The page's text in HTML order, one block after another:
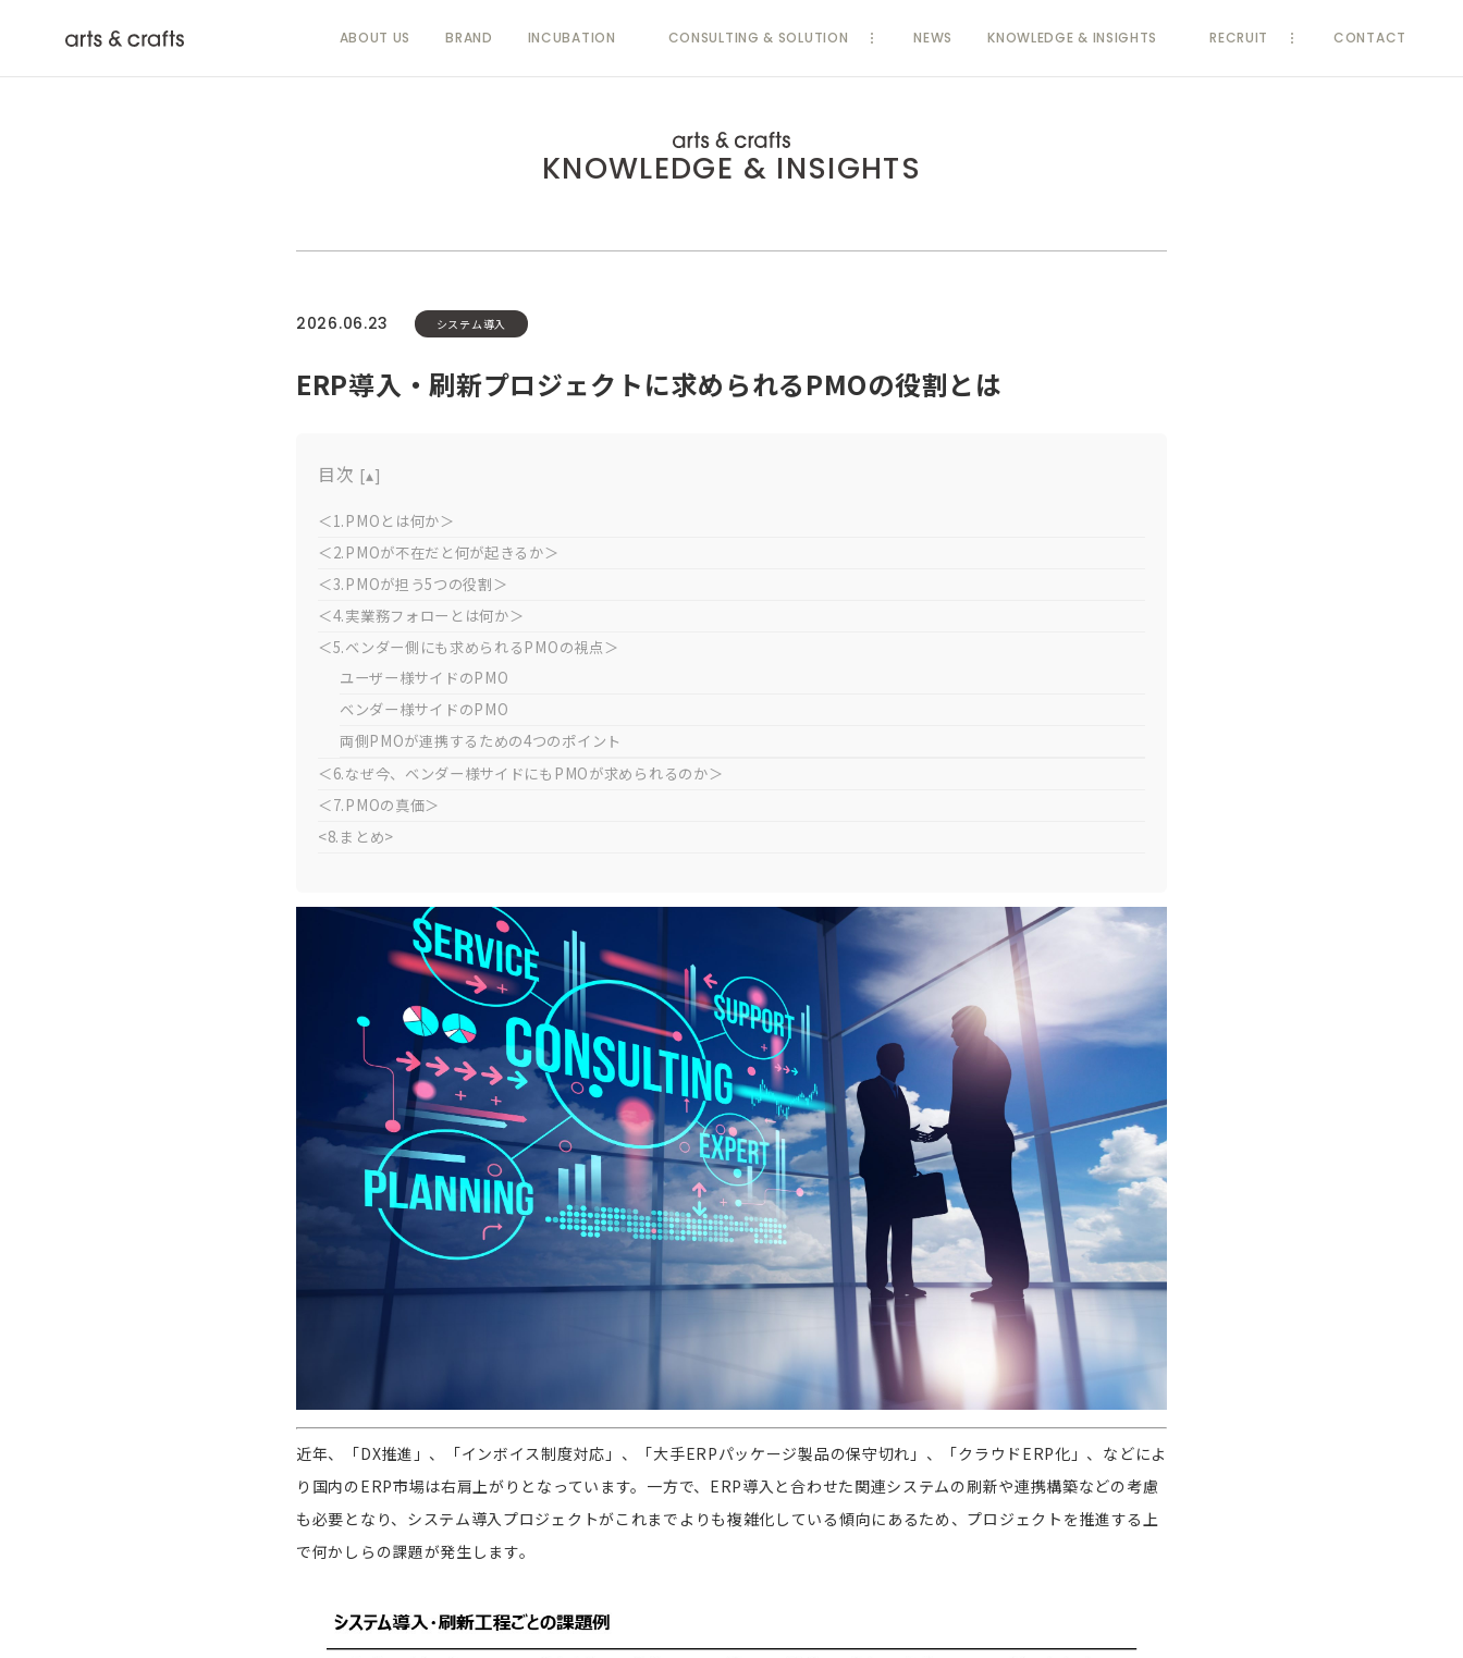
ABOUT US BRAND INCUBATION CONSULTING & SOLUTION NEWS KNOWLEDGE & INSIGHTS RECRUIT CONTACT
KNOWLEDGE & INSIGHTS
2026.06.23 システム導入
ERP導入・刷新プロジェクトに求められるPMOの役割とは
目次 [▴]
＜1.PMOとは何か＞
＜2.PMOが不在だと何が起きるか＞
＜3.PMOが担う5つの役割＞
＜4.実業務フォローとは何か＞
＜5.ベンダー側にも求められるPMOの視点＞
ユーザー様サイドのPMO
ベンダー様サイドのPMO
両側PMOが連携するための4つのポイント
＜6.なぜ今、ベンダー様サイドにもPMOが求められるのか＞
＜7.PMOの真価＞
<8.まとめ>
近年、「DX推進」、「インボイス制度対応」、「大手ERPパッケージ製品の保守切れ」、「クラウドERP化」、などによ
り国内のERP市場は右肩上がりとなっています。一方で、ERP導入と合わせた関連システムの刷新や連携構築などの考慮
も必要となり、システム導入プロジェクトがこれまでよりも複雑化している傾向にあるため、プロジェクトを推進する上
で何かしらの課題が発生します。